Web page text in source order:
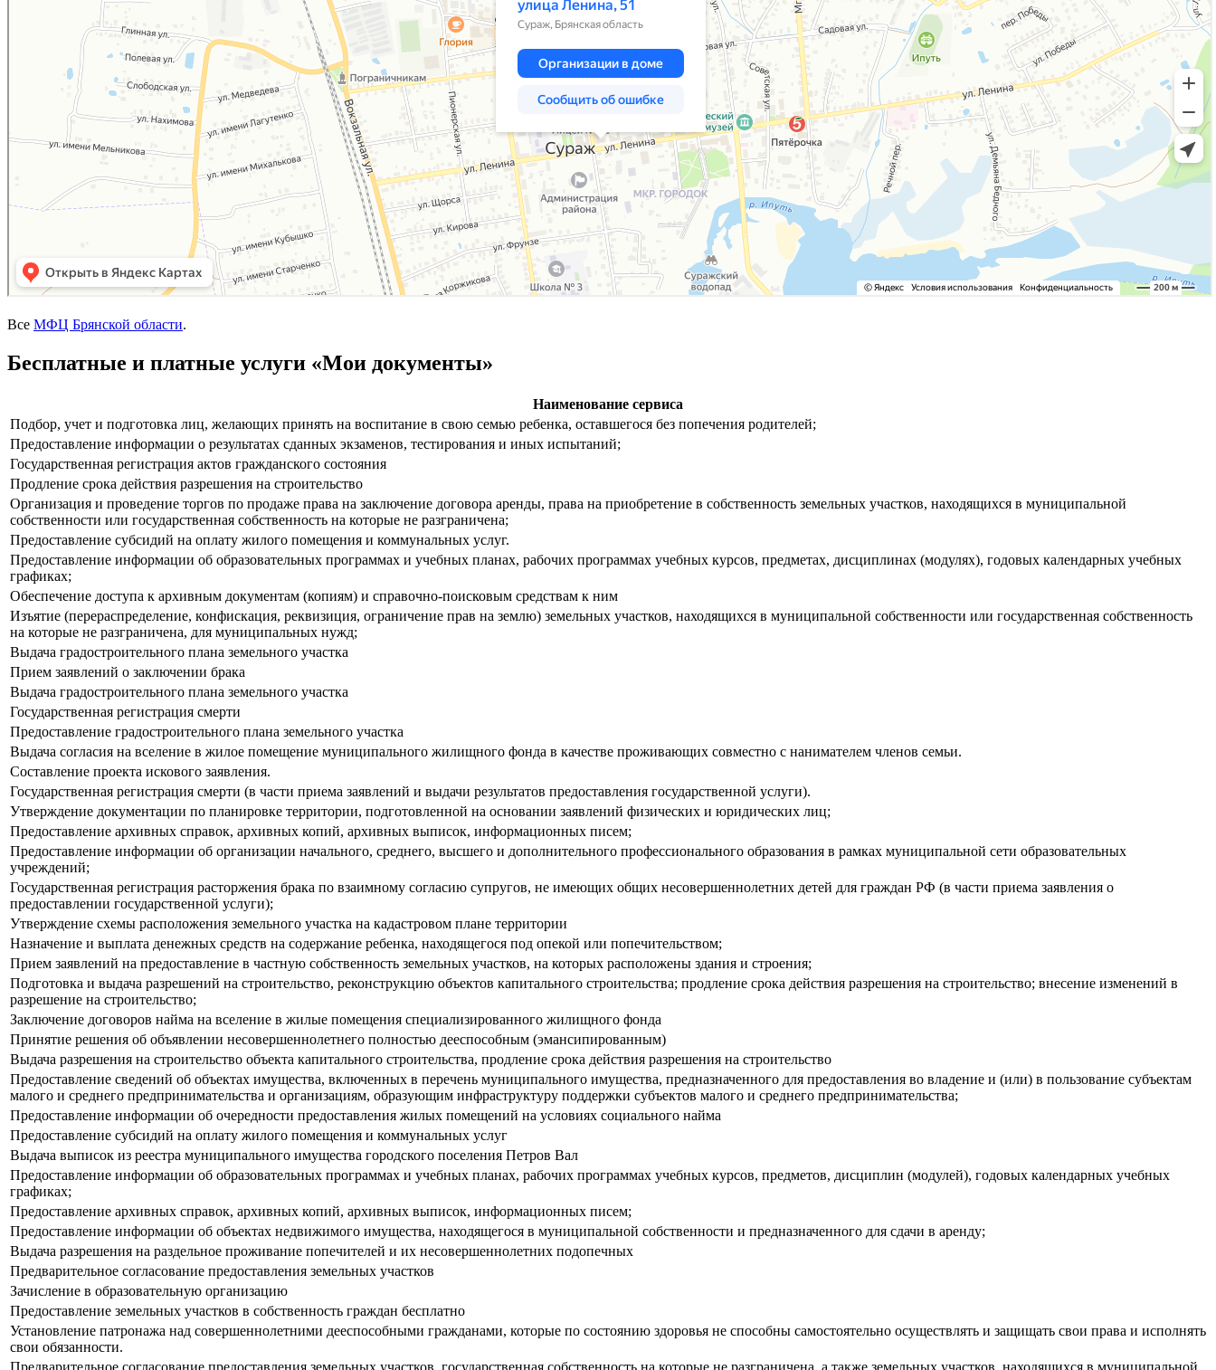
Все МФЦ Брянской области.
Бесплатные и платные услуги «Мои документы»
Наименование сервиса
Подбор, учет и подготовка лиц, желающих принять на воспитание в свою семью ребенка, оставшегося без попечения родителей;
Предоставление информации о результатах сданных экзаменов, тестирования и иных испытаний;
Государственная регистрация актов гражданского состояния
Продление срока действия разрешения на строительство
Организация и проведение торгов по продаже права на заключение договора аренды, права на приобретение в собственность земельных участков, находящихся в муниципальной
собственности или государственная собственность на которые не разграничена;
Предоставление субсидий на оплату жилого помещения и коммунальных услуг.
Предоставление информации об образовательных программах и учебных планах, рабочих программах учебных курсов, предметах, дисциплинах (модулях), годовых календарных учебных
графиках;
Обеспечение доступа к архивным документам (копиям) и справочно-поисковым средствам к ним
Изъятие (перераспределение, конфискация, реквизиция, ограничение прав на землю) земельных участков, находящихся в муниципальной собственности или государственная собственность
на которые не разграничена, для муниципальных нужд;
Выдача градостроительного плана земельного участка
Прием заявлений о заключении брака
Выдача градостроительного плана земельного участка
Государственная регистрация смерти
Предоставление градостроительного плана земельного участка
Выдача согласия на вселение в жилое помещение муниципального жилищного фонда в качестве проживающих совместно с нанимателем членов семьи.
Составление проекта искового заявления.
Государственная регистрация смерти (в части приема заявлений и выдачи результатов предоставления государственной услуги).
Утверждение документации по планировке территории, подготовленной на основании заявлений физических и юридических лиц;
Предоставление архивных справок, архивных копий, архивных выписок, информационных писем;
Предоставление информации об организации начального, среднего, высшего и дополнительного профессионального образования в рамках муниципальной сети образовательных
учреждений;
Государственная регистрация расторжения брака по взаимному согласию супругов, не имеющих общих несовершеннолетних детей для граждан РФ (в части приема заявления о
предоставлении государственной услуги);
Утверждение схемы расположения земельного участка на кадастровом плане территории
Назначение и выплата денежных средств на содержание ребенка, находящегося под опекой или попечительством;
Прием заявлений на предоставление в частную собственность земельных участков, на которых расположены здания и строения;
Подготовка и выдача разрешений на строительство, реконструкцию объектов капитального строительства; продление срока действия разрешения на строительство; внесение изменений в
разрешение на строительство;
Заключение договоров найма на вселение в жилые помещения специализированного жилищного фонда
Принятие решения об объявлении несовершеннолетнего полностью дееспособным (эмансипированным)
Выдача разрешения на строительство объекта капитального строительства, продление срока действия разрешения на строительство
Предоставление сведений об объектах имущества, включенных в перечень муниципального имущества, предназначенного для предоставления во владение и (или) в пользование субъектам
малого и среднего предпринимательства и организациям, образующим инфраструктуру поддержки субъектов малого и среднего предпринимательства;
Предоставление информации об очередности предоставления жилых помещений на условиях социального найма
Предоставление субсидий на оплату жилого помещения и коммунальных услуг
Выдача выписок из реестра муниципального имущества городского поселения Петров Вал
Предоставление информации об образовательных программах и учебных планах, рабочих программах учебных курсов, предметов, дисциплин (модулей), годовых календарных учебных
графиках;
Предоставление архивных справок, архивных копий, архивных выписок, информационных писем;
Предоставление информации об объектах недвижимого имущества, находящегося в муниципальной собственности и предназначенного для сдачи в аренду;
Выдача разрешения на раздельное проживание попечителей и их несовершеннолетних подопечных
Предварительное согласование предоставления земельных участков
Зачисление в образовательную организацию
Предоставление земельных участков в собственность граждан бесплатно
Установление патронажа над совершеннолетними дееспособными гражданами, которые по состоянию здоровья не способны самостоятельно осуществлять и защищать свои права и исполнять
свои обязанности.